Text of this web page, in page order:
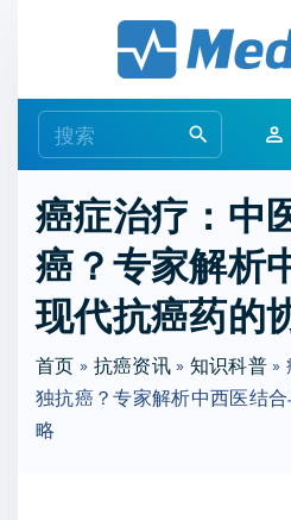
e
c
h
f
r
:
癌症治疗：中
癌？专家解析
现代抗癌药的
首页 » 抗癌资讯» 知识科普 »
独抗癌？专家解析中西医结
略